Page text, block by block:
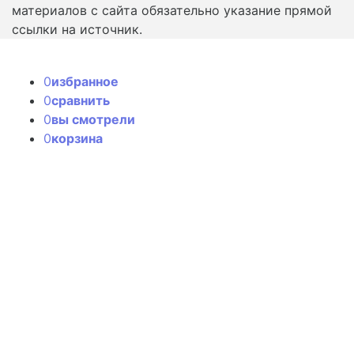
материалов с сайта обязательно указание прямой
ссылки на источник.
0избранное
0сравнить
0вы смотрели
0корзина